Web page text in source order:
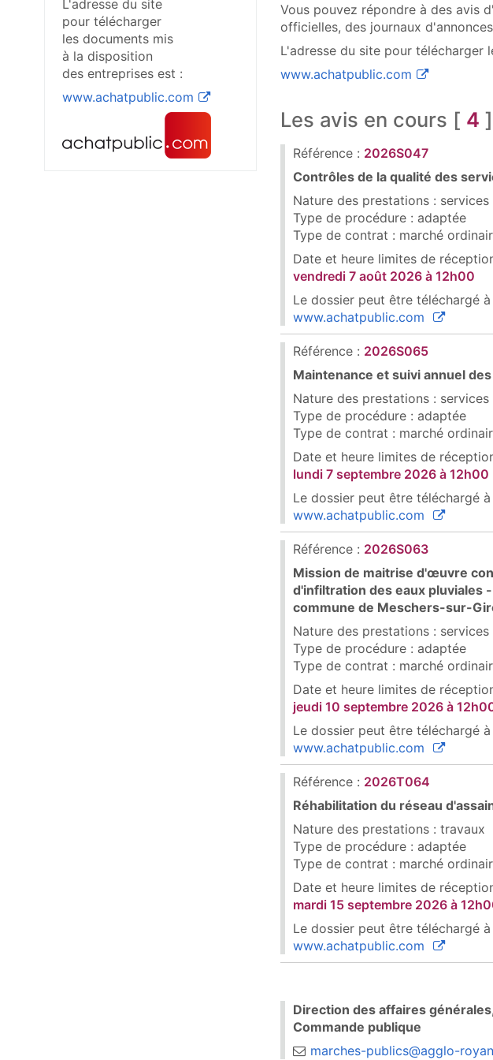
Vous pouvez répondre à des avis
officielles, des journaux
L'adresse du site pour télécharger
www.achatpublic.com (ouvre une
Les avis en cours [ 4 ]
Référence : 2026S047
Contrôles de la qualité des
Nature des prestations : services
Type de procédure : adaptée
Type de contrat : marché
Date et heure limites de
vendredi 7 août 2026 à 12h00
Le dossier peut être téléchargé
www.achatpublic.com (ouvre
Référence : 2026S065
Maintenance et suivi annuel
Nature des prestations : services
Type de procédure : adaptée
Type de contrat : marché
Date et heure limites de
lundi 7 septembre 2026 à 12h00
Le dossier peut être téléchargé
www.achatpublic.com (ouvre
Référence : 2026S063
Mission de maitrise d'œuvre
d'infiltration des eaux pluviales
commune de Meschers-sur-
Nature des prestations : services
Type de procédure : adaptée
Type de contrat : marché
Date et heure limites de
jeudi 10 septembre 2026 à
Le dossier peut être téléchargé
www.achatpublic.com (ouvre
Référence : 2026T064
Réhabilitation du réseau
Nature des prestations : travaux
Type de procédure : adaptée
Type de contrat : marché
Date et heure limites de
mardi 15 septembre 2026 à
Le dossier peut être téléchargé
www.achatpublic.com (ouvre
Direction des affaires
Commande publique
marches-publics@agglo-
L'adresse du site
pour télécharger
les documents mis
à la disposition
des entreprises est :
www.achatpublic.com
(ouvre une nouvelle fenêtre)